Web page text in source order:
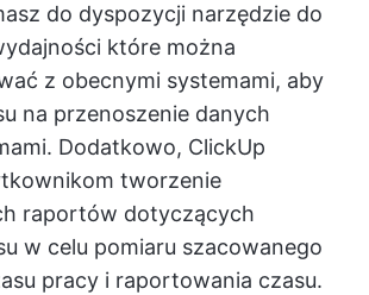
do dyspozycji narzędzie do
które można
z obecnymi systemami, aby
na przenoszenie danych
Dodatkowo, ClickUp
tworzenie
raportów dotyczących
w celu pomiaru szacowanego
pracy i raportowania czasu.